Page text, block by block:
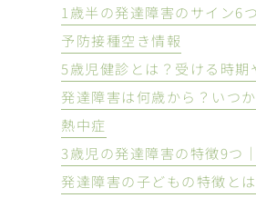
予防接種空き情報
熱中症